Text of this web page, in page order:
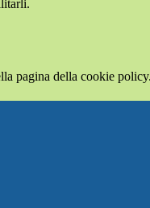
pagina della cookie policy.